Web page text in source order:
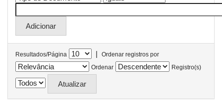
Resultados/Página |
Ordenar registros por
Ordenar
Registro(s)